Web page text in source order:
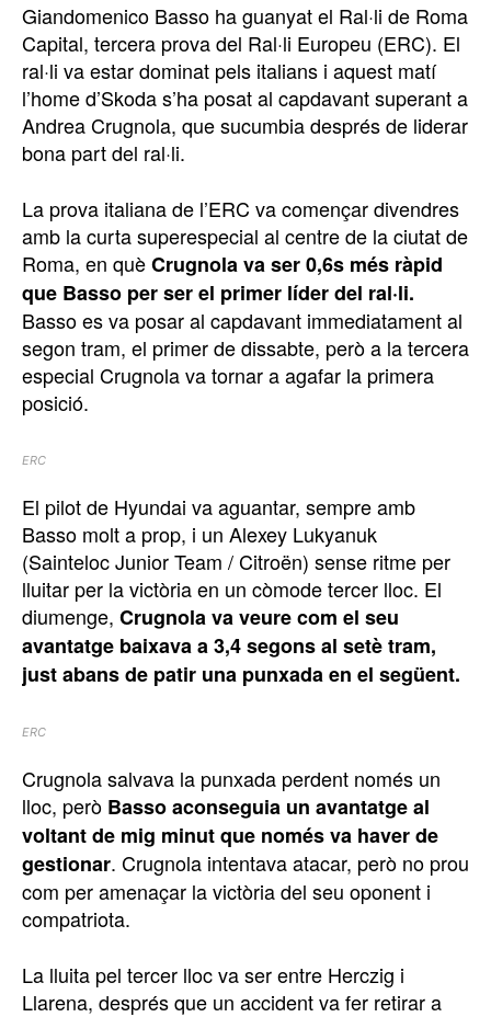
Giandomenico Basso ha guanyat el Ral·li de Roma
Capital, tercera prova del Ral·li Europeu (ERC). El
ral·li va estar dominat pels italians i aquest matí
l’home d’Skoda s’ha posat al capdavant superant a
Andrea Crugnola, que sucumbia després de liderar
bona part del ral·li.
La prova italiana de l’ERC va començar divendres
amb la curta superespecial al centre de la ciutat de
Roma, en quèCrugnola va ser 0,6s més ràpid
que Basso per ser el primer líder del ral·li.
Basso es va posar al capdavant immediatament al
segon tram, el primer de dissabte, però a la tercera
especial Crugnola va tornar a agafar la primera
posició.
ERC
El pilot de Hyundai va aguantar, sempre amb
Basso molt a prop, i un Alexey Lukyanuk
(Sainteloc Junior Team / Citroën) sense ritme per
lluitar per la victòria en un còmode tercer lloc. El
diumenge, Crugnola va veure com el seu
avantatge baixava a 3,4 segons al setè tram,
just abans de patir una punxada en el següent.
ERC
Crugnola salvava la punxada perdent només un
lloc, però Basso aconseguia un avantatge al
voltant de mig minut que només va haver de
gestionar. Crugnola intentava atacar, però no prou
com per amenaçar la victòria del seu oponent i
compatriota.
La lluita pel tercer lloc va ser entre Herczig i
Llarena, després que un accident va fer retirar a